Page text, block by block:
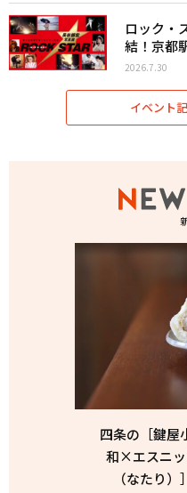
ロック・
結！京都
2026.7.30
イベント
四条の［鍵屋
和×エスニ
（なたり